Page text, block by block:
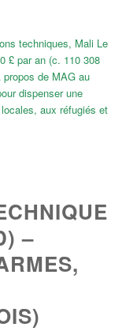
techniques, Mali Le
£ par an (c. 110 308
de MAG au
dispenser une
aux réfugiés et
–